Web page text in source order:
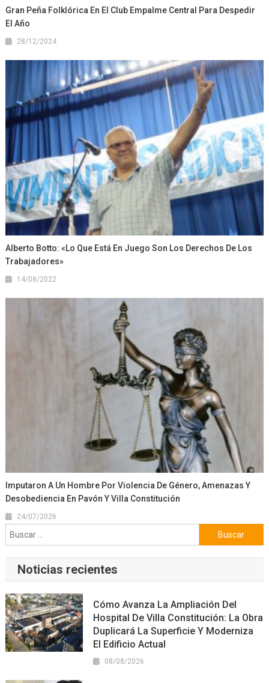
Gran Peña Folklórica En El Club Empalme Central Para Despedir
El Año
28/12/2024
Alberto Botto: «Lo Que Está En Juego Son Los Derechos De Los
Trabajadores»
14/08/2022
Imputaron A Un Hombre Por Violencia De Género, Amenazas Y
Desobediencia En Pavón Y Villa Constitución
24/07/2026
Buscar:
Noticias recientes
Cómo Avanza La Ampliación Del
Hospital De Villa Constitución: La Obra
Duplicará La Superficie Y Moderniza
El Edificio Actual
08/08/2026